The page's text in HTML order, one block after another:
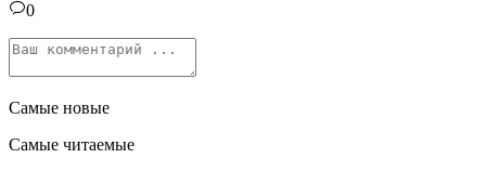
0
Самые новые
Самые читаемые